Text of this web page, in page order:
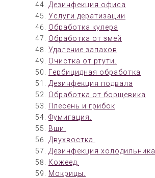
Дезинфекция офиса
Услуги дератизации
Обработка кулера
Обработка от змей
Удаление запахов
Очистка от ртути.
Гербицидная обработка
Дезинфекция подвала
Обработка от борщевика
Плесень и грибок
Фумигация.
Вши.
Двухвостка.
Дезинфекция холодильника.
Кожеед.
Мокрицы.